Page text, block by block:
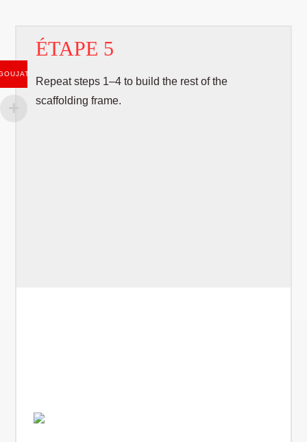
ÉTAPE 5
Repeat steps 1–4 to build the rest of the
scaffolding frame.